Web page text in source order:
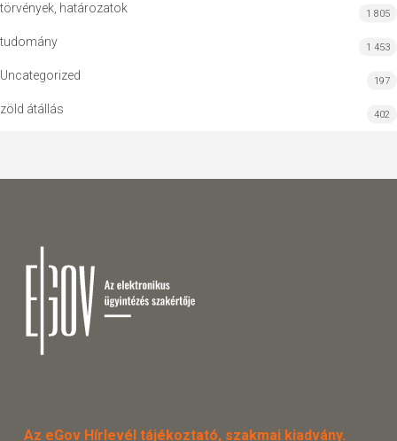
törvények, határozatok 1 805
tudomány 1 453
Uncategorized 197
zöld átállás 402
Az eGov Hírlevél tájékoztató, szakmai kiadvány.